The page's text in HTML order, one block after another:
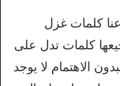
كلمات غزل
كلمات تدل على
الاهتمام لا يوجد